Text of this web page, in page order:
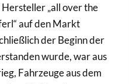
„all over the
auf den Markt
der Beginn der
wurde, war aus
Fahrzeuge aus dem